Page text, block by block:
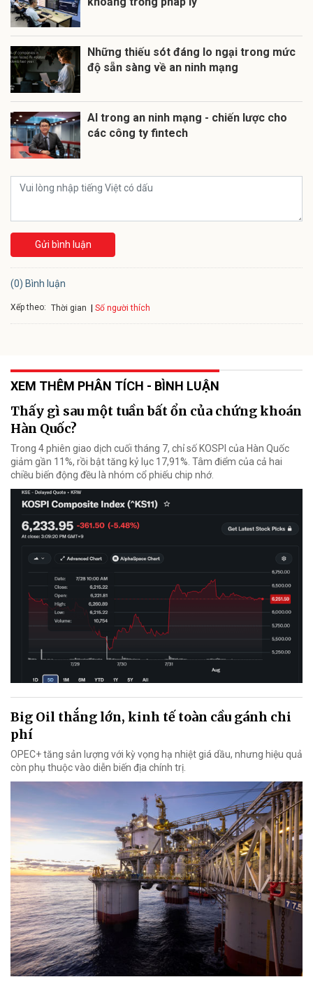
Những thiếu sót đáng lo ngại trong mức
độ sẵn sàng về an ninh mạng
AI trong an ninh mạng - chiến lược cho
các công ty fintech
Gửi bình luận
(0) Bình luận
Xếp theo: Thời gian Số người thích
XEM THÊM PHÂN TÍCH - BÌNH LUẬN
Thấy gì sau một tuần bất ổn của chứng khoán
Hàn Quốc?
Trong 4 phiên giao dịch cuối tháng 7, chỉ số KOSPI của Hàn Quốc
giảm gần 11%, rồi bật tăng kỷ lục 17,91%. Tâm điểm của cả hai
chiều biến động đều là nhóm cổ phiếu chip nhớ.
Big Oil thắng lớn, kinh tế toàn cầu gánh chi
phí
OPEC+ tăng sản lượng với kỳ vọng hạ nhiệt giá dầu, nhưng hiệu quả
còn phụ thuộc vào diễn biến địa chính trị.